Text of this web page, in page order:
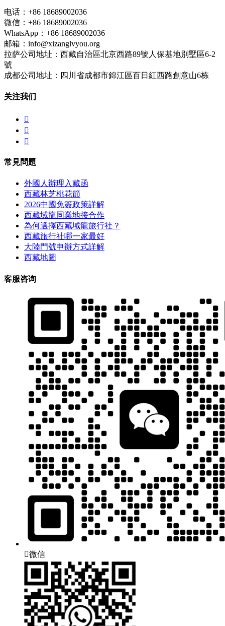
电话：+86 18689002036
微信：+86 18689002036
WhatsApp：+86 18689002036
邮箱：info@xizanglvyou.org
拉萨公司地址：西藏自治區北京西路89號人保基地別墅區6-2
號
成都公司地址：四川省成都市錦江區百日紅西路創意山6栋
关注我们



常見問題
外國人辦理入藏函
西藏林芝桃花節
2026中國免簽政策詳解
西藏域龍同業地接合作
為何選擇西藏域龍旅行社？
西藏旅行社哪一家最好
大陸門號申辦方式詳解
西藏地圖
客服咨询
微信